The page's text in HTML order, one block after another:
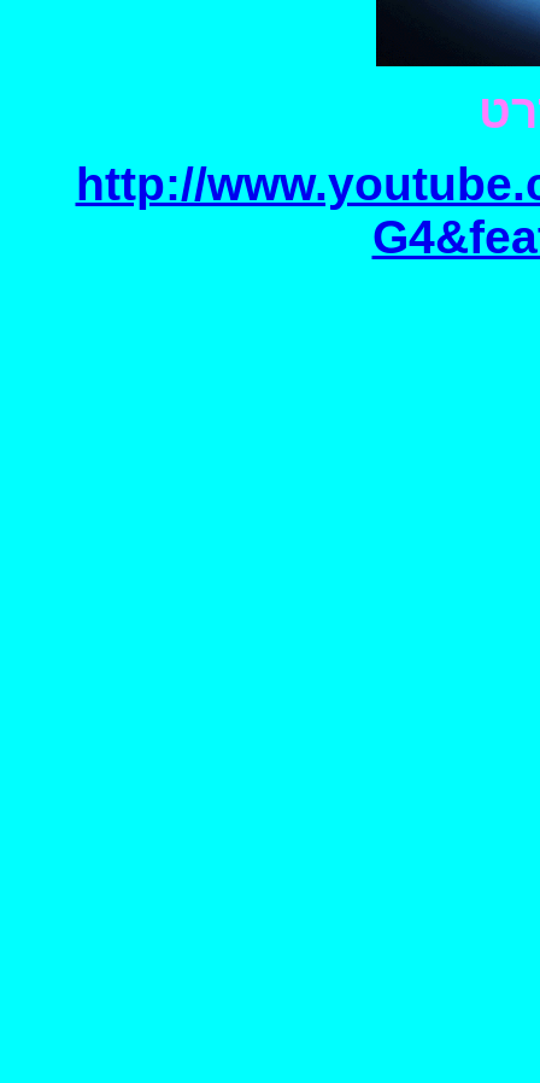
http://